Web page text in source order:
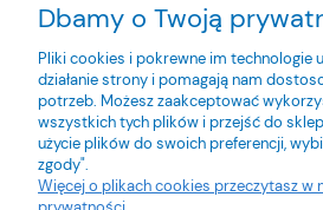
Twoje dane będą przetwarzane zgodnie z
prywatności
Dbamy o Twoją
Pliki cookies i pokrewne im technologie
działanie strony i pomagają nam
potrzeb. Możesz zaakceptować
wszystkich tych plików i przejść do
użycie plików do swoich preferencji,
zgody".
Więcej o plikach cookies przeczytasz w